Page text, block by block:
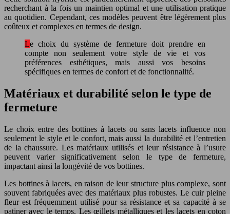
recherchant à la fois un maintien optimal et une utilisation pratique
au quotidien. Cependant, ces modèles peuvent être légèrement plus
coûteux et complexes en termes de design.
Le choix du système de fermeture doit prendre en
compte non seulement votre style de vie et vos
préférences esthétiques, mais aussi vos besoins
spécifiques en termes de confort et de fonctionnalité.
Matériaux et durabilité selon le type de
fermeture
Le choix entre des bottines à lacets ou sans lacets influence non
seulement le style et le confort, mais aussi la durabilité et l’entretien
de la chaussure. Les matériaux utilisés et leur résistance à l’usure
peuvent varier significativement selon le type de fermeture,
impactant ainsi la longévité de vos bottines.
Les bottines à lacets, en raison de leur structure plus complexe, sont
souvent fabriquées avec des matériaux plus robustes. Le cuir pleine
fleur est fréquemment utilisé pour sa résistance et sa capacité à se
patiner avec le temps. Les œillets métalliques et les lacets en coton